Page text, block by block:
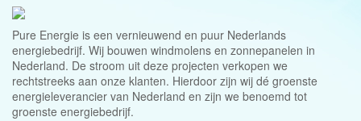
Pure Energie is een vernieuwend en puur Nederlands
energiebedrijf. Wij bouwen windmolens en zonnepanelen in
Nederland. De stroom uit deze projecten verkopen we
rechtstreeks aan onze klanten. Hierdoor zijn wij dé groenste
energieleverancier van Nederland en zijn we benoemd tot
groenste energiebedrijf.